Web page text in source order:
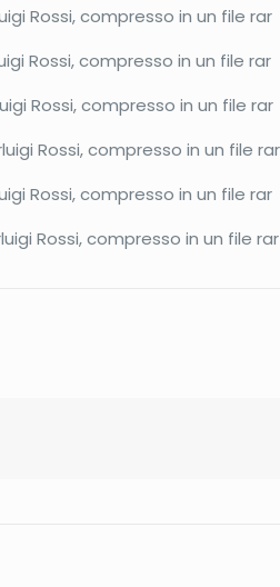
Rossi, compresso in un file rar
Rossi, compresso in un file rar
Rossi, compresso in un file rar
Rossi, compresso in un file rar
Rossi, compresso in un file rar
Rossi, compresso in un file rar